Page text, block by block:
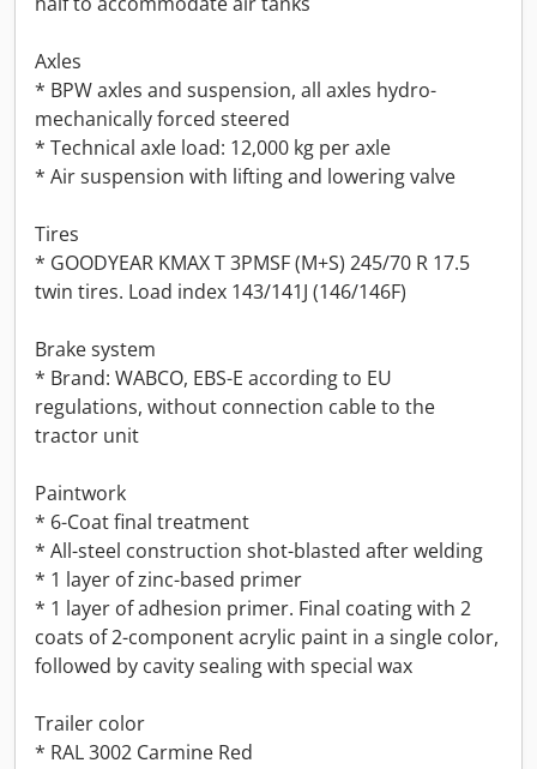
Axles
* BPW axles and suspension, all axles hydro-
mechanically forced steered
* Technical axle load: 12,000 kg per axle
* Air suspension with lifting and lowering valve
Tires
* GOODYEAR KMAX T 3PMSF (M+S) 245/70 R 17.5
twin tires. Load index 143/141J (146/146F)
Brake system
* Brand: WABCO, EBS-E according to EU
regulations, without connection cable to the
tractor unit
Paintwork
* 6-Coat final treatment
* All-steel construction shot-blasted after welding
* 1 layer of zinc-based primer
* 1 layer of adhesion primer. Final coating with 2
coats of 2-component acrylic paint in a single color,
followed by cavity sealing with special wax
Trailer color
* RAL 3002 Carmine Red